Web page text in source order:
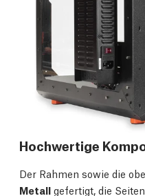
Hochwertige
Der Rahmen sowie die
Metall gefertigt, die